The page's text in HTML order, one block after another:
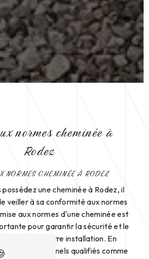
normes cheminée à
Rodez
NORMES CHEMINÉE À RODEZ
possédez une cheminée à Rodez, il
veiller à sa conformité aux normes
aux normes d'une cheminée est
pour garantir la sécurité et le
de votre installation. En
des professionnels qualifiés comme